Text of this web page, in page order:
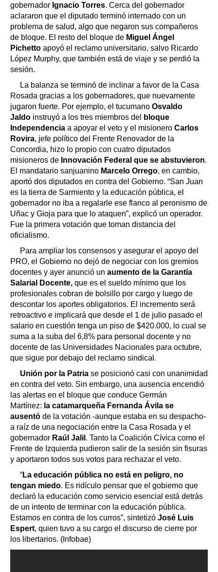
gobernador Ignacio Torres. Cerca del gobernador
aclararon que el diputado terminó internado con un
problema de salud, algo que negaron sus compañeros
de bloque. El resto del bloque de Miguel Ángel
Pichetto apoyó el reclamo universitario, salvo Ricardo
López Murphy, que también está de viaje y se perdió la
sesión.
La balanza se terminó de inclinar a favor de la Casa
Rosada gracias a los gobernadores, que nuevamente
jugaron fuerte. Por ejemplo, el tucumano Osvaldo
Jaldo instruyó a los tres miembros del
bloque
Independencia a apoyar el veto y el misionero Carlos
Rovira, jefe político del Frente Renovador de la
Concordia, hizo lo propio con cuatro diputados
misioneros de Innovación Federal que se abstuvieron.
El mandatario sanjuanino Marcelo Orrego, en cambio,
aportó dos diputados en contra del Gobierno. “San Juan
es la tierra de Sarmiento y la educación pública, el
gobernador no iba a regalarle ese flanco al peronismo de
Uñac y Gioja para que lo ataquen”, explicó un operador.
Fue la primera votación que toman distancia del
oficialismo.
Para ampliar los consensos y asegurar el apoyo del
PRO, el Gobierno no dejó de negociar con los gremios
docentes y ayer anunció un aumento de la Garantía
Salarial Docente, que es el sueldo mínimo que los
profesionales cobran de bolsillo por cargo y luego de
descontar los aportes obligatorios. El incremento será
retroactivo e implicará que desde el 1 de julio pasado el
salario en cuestión tenga un piso de $420.000, lo cual se
suma a la suba del 6,8% para personal docente y no
docente de las Universidades Nacionales para octubre,
que sigue por debajo del reclamo sindical.
Unión por la Patria se posicionó casi con unanimidad
en contra del veto. Sin embargo, una ausencia encendió
las alertas en el bloque que conduce Germán
Martínez: la catamarqueña Fernanda Ávila se
ausentó de la votación -aunque estaba en su despacho-
a raíz de una negociación entre la Casa Rosada y el
gobernador Raúl Jalil . Tanto la Coalición Cívica como el
Frente de Izquierda pudieron salir de la sesión sin fisuras
y aportaron todos sus votos para rechazar el veto.
“La educación pública no está en peligro, no
tengan miedo. Es ridículo pensar que el gobierno que
declaró la educación como servicio esencial está detrás
de un intento de terminar con la educación pública.
Estamos en contra de los curros”, sintetizó José Luis
Espert, quien tuvo a su cargo el discurso de cierre por
los libertarios. (Infobae)